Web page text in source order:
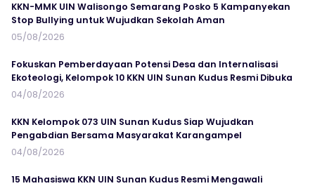
KKN-MMK UIN Walisongo Semarang Posko 5 Kampanyekan
Stop Bullying untuk Wujudkan Sekolah Aman
05/08/2026
Fokuskan Pemberdayaan Potensi Desa dan Internalisasi
Ekoteologi, Kelompok 10 KKN UIN Sunan Kudus Resmi Dibuka
04/08/2026
KKN Kelompok 073 UIN Sunan Kudus Siap Wujudkan
Pengabdian Bersama Masyarakat Karangampel
04/08/2026
15 Mahasiswa KKN UIN Sunan Kudus Resmi Mengawali